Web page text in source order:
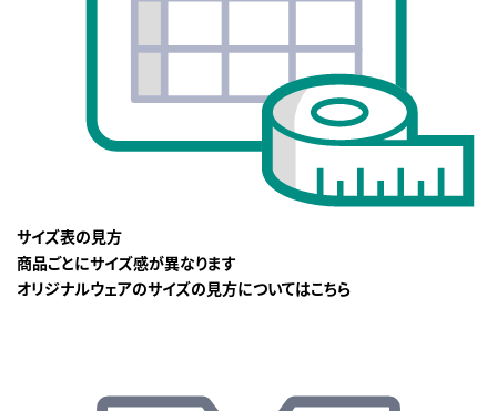
サイズ表の見方
商品ごとにサイズ感が異なります
オリジナルウェアのサイズの見方についてはこちら